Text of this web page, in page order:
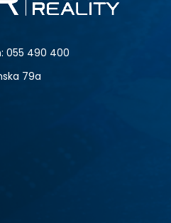
055 490 400
79a